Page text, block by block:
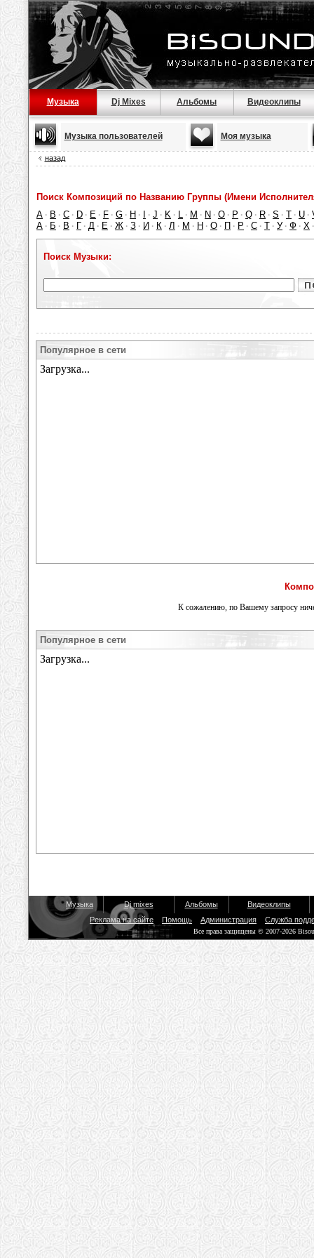
Музыка Dj Mixes Альбомы Видеоклипы
Музыка пользователей Моя музыка
назад
Поиск Композиций по Названию Группы (Имени
A · B · C · D · E · F · G · H · · J · K · L · M · N · O · P · Q · R · S · T · U ·
А · Б · В · Г · Д · Е · Ж · З · И · К · Л · М · Н · О · П · Р · С · Т · У · Ф · Х
Поиск Музыки:
Популярное в сети
К сожалению, по Вашему запросу
Популярное в сети
Музыка Dj mixes Альбомы
Видеоклипы
Реклама на сайте
Помощь Администрация Служба
Все права защищены © 2007-2026